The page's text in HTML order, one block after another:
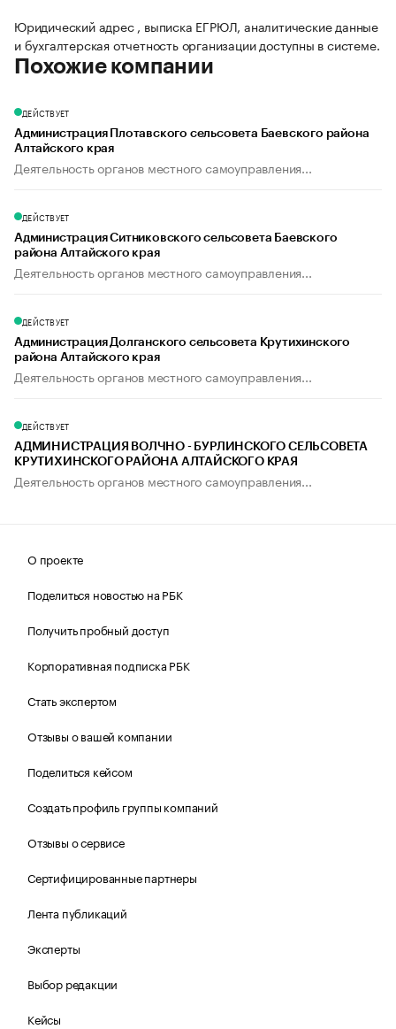
Юридический адрес , выписка ЕГРЮЛ, аналитические данные
и бухгалтерская отчетность организации доступны в системе.
Похожие компании
ДЕЙСТВУЕТ
Администрация Плотавского сельсовета Баевского района
Алтайского края
Деятельность органов местного самоуправления...
ДЕЙСТВУЕТ
Администрация Ситниковского сельсовета Баевского
района Алтайского края
Деятельность органов местного самоуправления...
ДЕЙСТВУЕТ
Администрация Долганского сельсовета Крутихинского
района Алтайского края
Деятельность органов местного самоуправления...
ДЕЙСТВУЕТ
АДМИНИСТРАЦИЯ ВОЛЧНО - БУРЛИНСКОГО СЕЛЬСОВЕТА
КРУТИХИНСКОГО РАЙОНА АЛТАЙСКОГО КРАЯ
Деятельность органов местного самоуправления...
О проекте
Поделиться новостью на РБК
Получить пробный доступ
Корпоративная подписка РБК
Стать экспертом
Отзывы о вашей компании
Поделиться кейсом
Создать профиль группы компаний
Отзывы о сервисе
Сертифицированные партнеры
Лента публикаций
Эксперты
Выбор редакции
Кейсы